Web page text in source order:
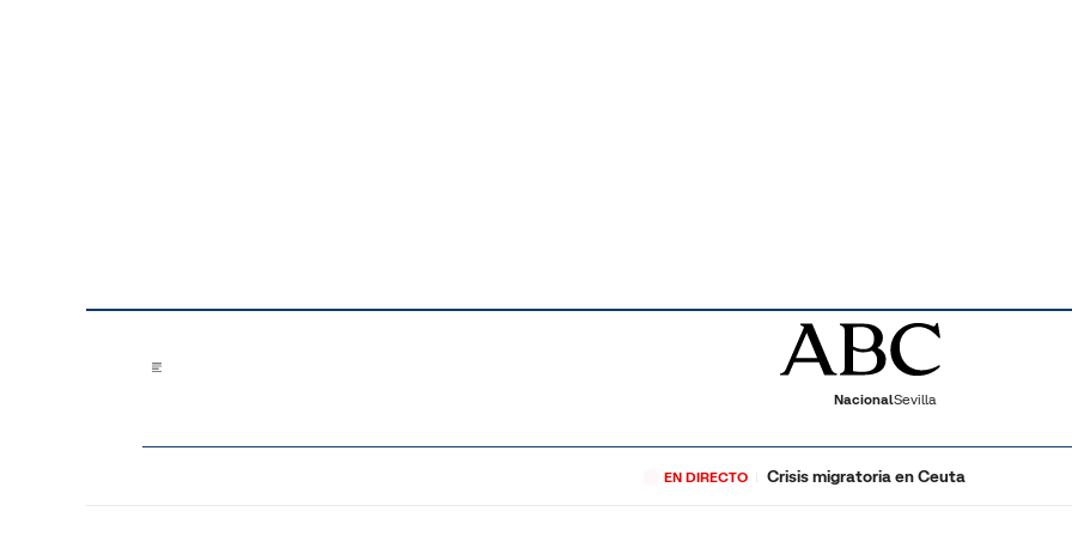
NacionalSevilla
EN DIRECTO Crisis migratoria en Ceuta